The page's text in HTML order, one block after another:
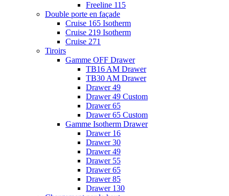
Freeline 115
Double porte en façade
Cruise 165 Isotherm
Cruise 219 Isotherm
Cruise 271
Tiroirs
Gamme OFF Drawer
TB16 AM Drawer
TB30 AM Drawer
Drawer 49
Drawer 49 Custom
Drawer 65
Drawer 65 Custom
Gamme Isotherm Drawer
Drawer 16
Drawer 30
Drawer 49
Drawer 55
Drawer 65
Drawer 85
Drawer 130